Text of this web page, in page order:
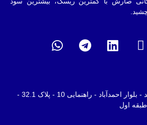
دفتر مرکزی: مشهد - بلوار احمدآباد - راهنمایی 10 - پلاک 32.1 -
اول